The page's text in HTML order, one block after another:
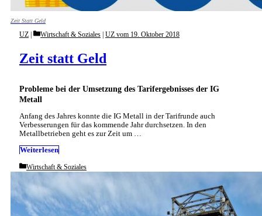
Zeit Statt Geld
Probleme bei der Umsetzung des Tarifergebnisses der IG
Metall
Zeit statt Geld
UZ Categories
Wirtschaft & Soziales | UZ vom 19. Oktober 2018
Anfang des Jahres konnte die IG Metall in der Tarifrunde auch
Verbesserungen für das kommende Jahr durchsetzen. In den
Metallbetrieben geht es zur Zeit um …
Weiterlesen
Categories
Wirtschaft & Soziales